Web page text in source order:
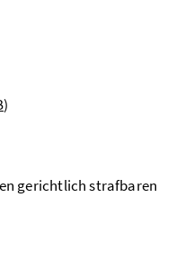
)
gerichtlich strafbaren